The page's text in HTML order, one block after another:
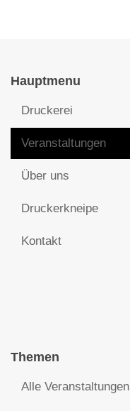
Hauptmenu
Druckerei
Veranstaltungen
Über uns
Druckerkneipe
Kontakt
Themen
Alle Veranstaltungen